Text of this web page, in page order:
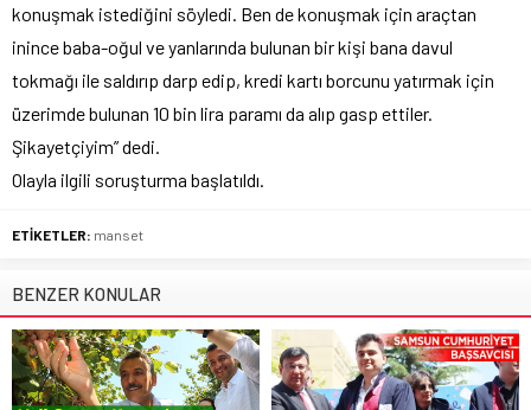
konuşmak istediğini söyledi. Ben de konuşmak için araçtan
inince baba-oğul ve yanlarında bulunan bir kişi bana davul
tokmağı ile saldırıp darp edip, kredi kartı borcunu yatırmak için
üzerimde bulunan 10 bin lira paramı da alıp gasp ettiler.
Şikayetçiyim” dedi.
Olayla ilgili soruşturma başlatıldı.
ETİKETLER: manset
BENZER KONULAR